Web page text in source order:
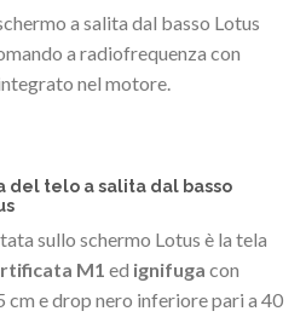
a salita dal basso Lotus
a radiofrequenza con
nel motore.
telo a salita dal basso
sullo schermo Lotus è la tela
M1 ed ignifuga con
e drop nero inferiore pari a 40